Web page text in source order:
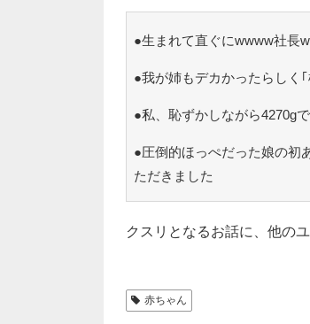
●生まれて直ぐにwwww社長
●我が姉もデカかったらしく
●私、恥ずかしながら4270g
●圧倒的ほっぺだった娘の初
ただきました
クスリとなるお話に、他の
赤ちゃん